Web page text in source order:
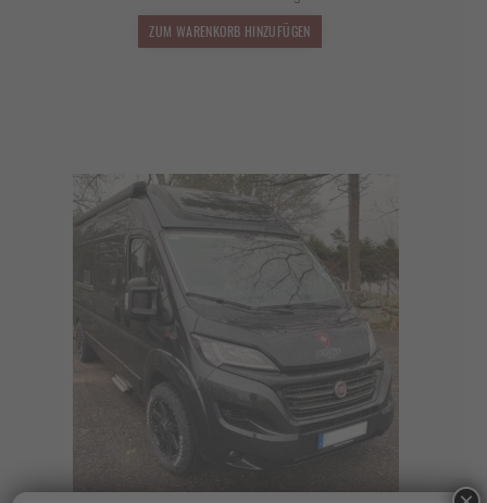
1.499,00 €
ZUM WARENKORB HINZUFÜGEN